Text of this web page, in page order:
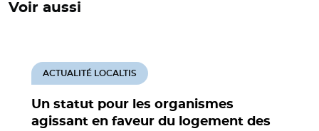
Voir aussi
Un statut pour les organismes
agissant en faveur du logement des
ACTUALITÉ LOCALTIS